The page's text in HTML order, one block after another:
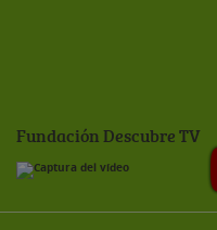
Fundación Descubre TV